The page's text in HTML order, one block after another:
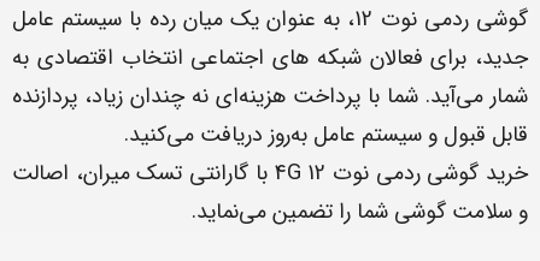
گوشی ردمی نوت 12، به عنوان یک میان رده‌ با سیستم عامل
جدید، برای فعالان شبکه های اجتماعی انتخاب اقتصادی به
شمار می‌آید. شما با پرداخت هزینه‌ای نه چندان زیاد، پردازنده
قابل قبول و سیستم عامل به‌روز دریافت می‌کنید.
خرید گوشی ردمی نوت 12 4G با گارانتی تسک میران، اصالت
و سلامت گوشی شما را تضمین می‌نماید.